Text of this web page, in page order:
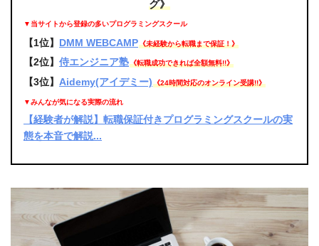
グ》
▼当サイトから登録の多いプログラミングスクール
【1位】 DMM WEBCAMP《未経験から転職まで保証！》
【2位】 侍エンジニア塾《転職成功できれば全額無料!!》
【3位】 Aidemy(アイデミー)《24時間対応のオンライン受講!!》
▼みんなが気になる実際の流れ
【経験者が解説】転職保証付きプログラミングスクールの実
態を本音で解説...